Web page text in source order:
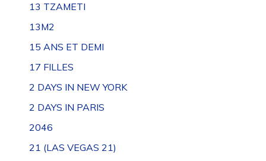
13 TZAMETI
13M2
15 ANS ET DEMI
17 FILLES
2 DAYS IN NEW YORK
2 DAYS IN PARIS
2046
21 (LAS VEGAS 21)